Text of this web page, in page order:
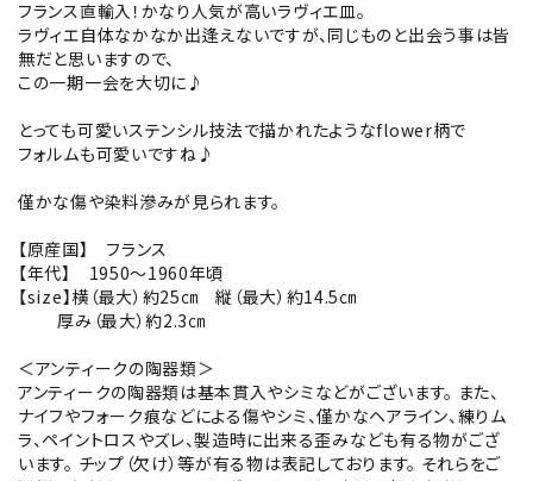
フランス直輸入！かなり人気が高いラヴィエ皿。
ラヴィエ自体なかなか出逢えないですが、同じものと出会う事は皆
無だと思いますので、
この一期一会を大切に♪
とっても可愛いステンシル技法で描かれたようなflower柄で
フォルムも可愛いですね♪
僅かな傷や染料滲みが見られます。
【原産国】 フランス
【年代】 1950～1960年頃
【size】横（最大）約25㎝ 縦（最大）約14.5㎝
厚み（最大）約2.3㎝
＜アンティークの陶器類＞
アンティークの陶器類は基本貫入やシミなどがございます。 また、
ナイフやフォーク痕などによる傷やシミ、僅かなヘアライン、練りム
ラ、ペイントロスやズレ、製造時に出来る歪みなども有る物がござ
います。 チップ（欠け）等が有る物は表記しております。 それらをご